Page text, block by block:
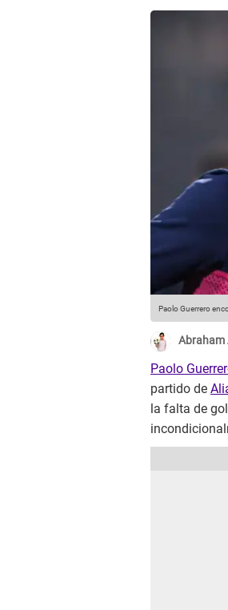
Paolo Guerrero
Abraham
Paolo
partido de
la falta de